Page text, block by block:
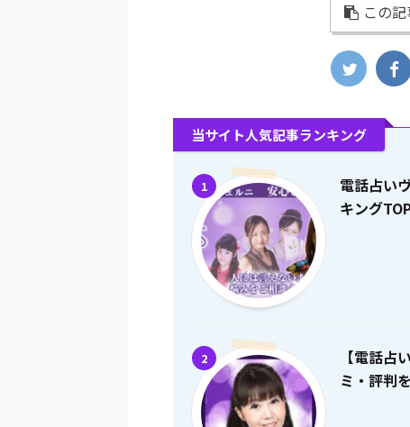
この
当サイト人気記事ランキング
1
電話占い
キング
2
【電話占
ミ・評判